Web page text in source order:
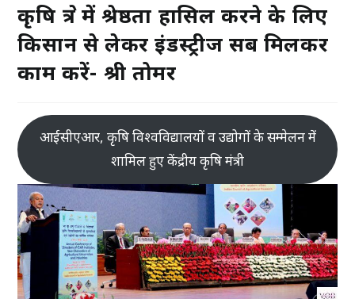
कृषि क्षेत्र में श्रेष्ठता हासिल करने के लिए
किसान से लेकर इंडस्ट्रीज सब मिलकर
काम करें- श्री तोमर
आईसीएआर, कृषि विश्वविद्यालयों व उद्योगों के सम्मेलन में
शामिल हुए केंद्रीय कृषि मंत्री